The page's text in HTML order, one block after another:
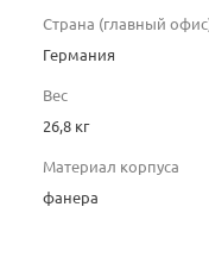
Страна (главный
Германия
Вес
26,8 кг
Материал корпуса
фанера